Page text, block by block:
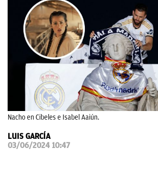
OKDIARIO
Nacho en Cibeles e Isabel Aaiún.
LUIS GARCÍA
03/06/2024 10:47